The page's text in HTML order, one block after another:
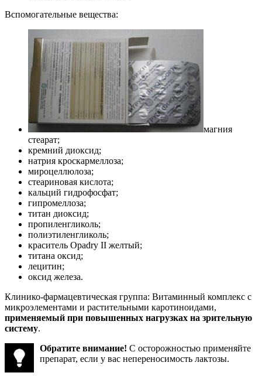
Вспомогательные вещества:
магния
стеарат;
кремний диоксид;
натрия кроскармеллоза;
мироцеллюлоза;
стеариновая кислота;
кальций гидрофосфат;
гипромеллоза;
титан диоксид;
пропиленгликоль;
полиэтиленгликоль;
краситель Opadry II желтый;
титана оксид;
лецитин;
оксид железа.
Клинико-фармацевтическая группа: Витаминный комплекс с
микроэлементами и растительными каротиноидами,
применяемый при повышенных нагрузках на зрительную
систему.
Обратите внимание! С осторожностью применяйте
препарат, если у вас непереносимость лактозы.